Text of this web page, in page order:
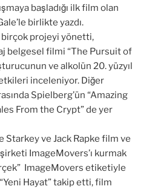
başladığı ilk film olan
birlikte yazdı.
birçok projeyi yönetti,
belgesel filmi “The Pursuit of
ve alkolün 20. yüzyıl
inceleniyor. Diğer
Spielberg’ün “Amazing
From the Crypt” de yer
Starkey ve Jack Rapke film ve
ImageMovers’ı kurmak
ImageMovers etiketiyle
Hayat” takip etti, film